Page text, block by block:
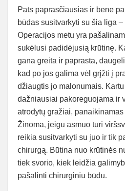
Pats paprasčiausias ir bene
būdas susitvarkyti su šia liga
Operacijos metu yra
sukėlusi padidėjusią krūtinę.
gana greita ir paprasta,
kad po jos galima vėl grįžti į
džiaugtis jo malonumais.
dažniausiai pakoreguojama ir
atrodytų gražiai,
Žinoma, jeigu asmuo turi
reikia susitvarkyti su juo ir tik
chirurgą. Būtina nuo krūtinės
tiek svorio, kiek leidžia
pašalinti chirurginiu būdu.